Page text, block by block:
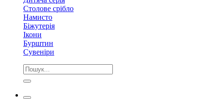
Столове срібло
Намисто
Біжутерія
Ікони
Бурштин
Сувеніри